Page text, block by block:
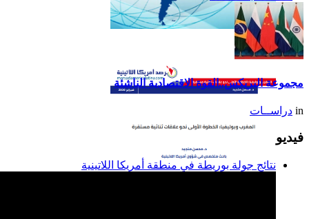
تقرير أمريكا اللاتينية لسنة
2014
مجموعة البريكس..القوة الاقتصادية الناشئة
in دراســات
فيديو
نتائج جولة بوريطة في منطقة أمريكا اللاتينية